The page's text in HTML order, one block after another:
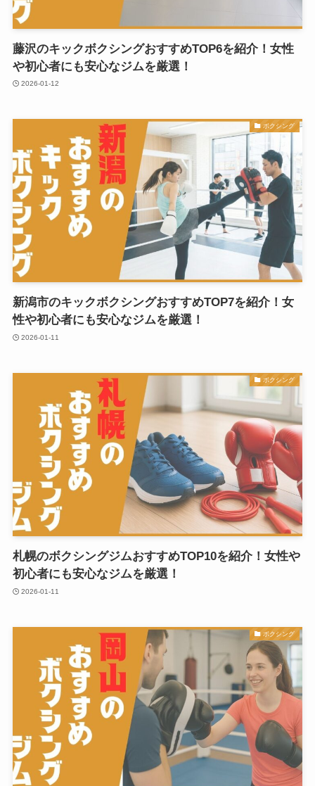
藤沢のキックボクシングおすすめTOP6を紹介！女性
や初心者にも安心なジムを厳選！
2026-01-12
ボクシング
新潟市のキックボクシングおすすめTOP7を紹介！女
性や初心者にも安心なジムを厳選！
2026-01-11
ボクシング
札幌のボクシングジムおすすめTOP10を紹介！女性や
初心者にも安心なジムを厳選！
2026-01-11
ボクシング